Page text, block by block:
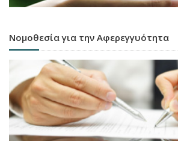
Νομοθεσία για την Αφερεγγυότητα